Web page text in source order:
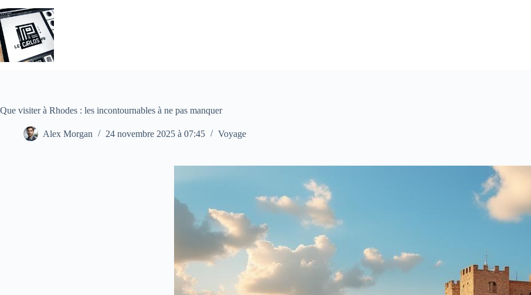
au
contenu
Que visiter à Rhodes : les incontournables à ne pas manquer
Alex Morgan 24 novembre 2025 à 07:45 Voyage